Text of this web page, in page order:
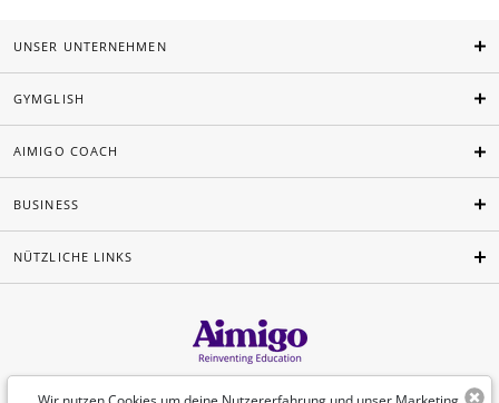
UNSER UNTERNEHMEN
GYMGLISH
AIMIGO COACH
BUSINESS
NÜTZLICHE LINKS